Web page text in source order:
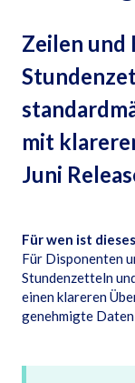
Zeilen und
mit
Juni
Für wen ist
Für Disponenten
Stundenzetteln
einen klareren
genehmigte Daten